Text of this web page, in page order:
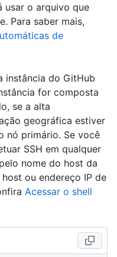
usar o arquivo que
Para saber mais,
de
instância do GitHub
for composta
se a alta
geográfica estiver
nó primário. Se você
SSH em qualquer
nome do host da
ou endereço IP de
Acessar o shell